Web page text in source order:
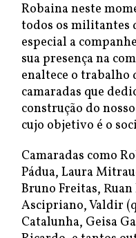
Robaina neste
todos os militantes
especial a
sua presença na
enaltece o trabalho
camaradas que
construção do
cujo objetivo é o
Camaradas como
Pádua, Laura
Bruno Freitas,
Ascipriano, Valdir
Catalunha, Geisa